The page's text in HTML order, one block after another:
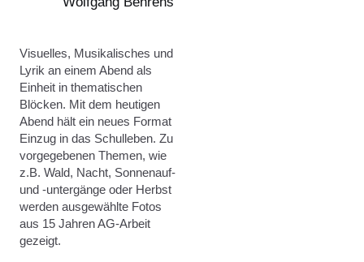
Visuelles, Musikalisches und
Lyrik an einem Abend als
Einheit in thematischen
Blöcken. Mit dem heutigen
Abend hält ein neues Format
Einzug in das Schulleben. Zu
vorgegebenen Themen, wie
z.B. Wald, Nacht, Sonnenauf-
und -untergänge oder Herbst
werden ausgewählte Fotos
aus 15 Jahren AG-Arbeit
gezeigt.